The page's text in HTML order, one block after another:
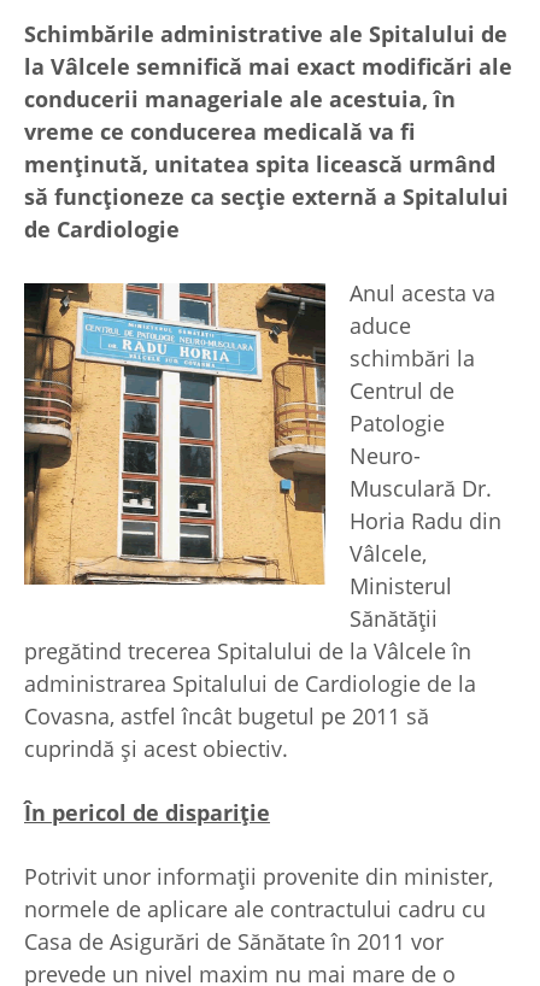
Schimbările administrative ale Spitalului de
la Vâlcele semnifică mai exact modificări ale
conducerii manageriale ale acestuia, în
vreme ce conducerea medicală va fi
menţinută, unitatea spita licească urmând
să funcţioneze ca secţie externă a Spitalului
de Cardiologie
Anul acesta va
aduce
schimbări la
Centrul de
Patologie
Neuro-
Musculară Dr.
Horia Radu din
Vâlcele,
Ministerul
Sănătăţii
pregătind trecerea Spitalului de la Vâlcele în
administrarea Spitalului de Cardiologie de la
Covasna, astfel încât bugetul pe 2011 să
cuprindă şi acest obiectiv.
În pericol de dispariţie
Potrivit unor informaţii provenite din minister,
normele de aplicare ale contractului cadru cu
Casa de Asigurări de Sănătate în 2011 vor
prevede un nivel maxim nu mai mare de o